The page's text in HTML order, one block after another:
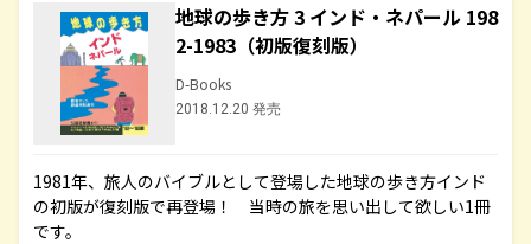
地球の歩き方 3 インド・ネパール 198
2-1983（初版復刻版）
D-Books
2018.12.20 発売
1981年、旅人のバイブルとして登場した地球の歩き方インド
の初版が復刻版で再登場！ 当時の旅を思い出して欲しい1冊
です。